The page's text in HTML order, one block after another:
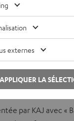
mêlant une
par KAJ avec
externes
APPLIQUER LA